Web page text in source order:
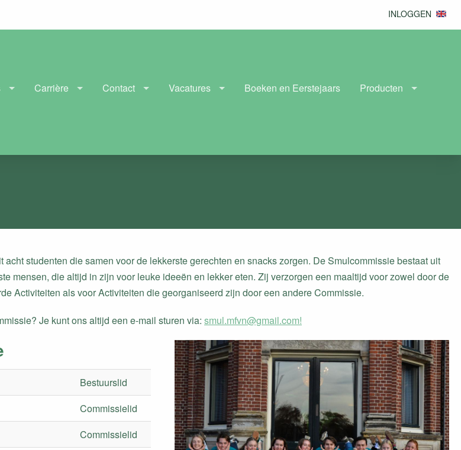
INLOGGEN
Carrière Contact Vacatures Boeken en Eerstejaars Producten
acht studenten die samen voor de lekkerste gerechten en snacks zorgen. De Smulcommissie bestaat uit
mensen, die altijd in zijn voor leuke ideeën en lekker eten. Zij verzorgen een maaltijd voor zowel door de
Activiteiten als voor Activiteiten die georganiseerd zijn door een andere Commissie.
Je kunt ons altijd een e-mail sturen via: smul.mfvn@gmail.com!
Bestuurslid
Commissielid
Commissielid